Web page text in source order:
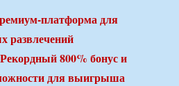
платформа для
развлечений
800% бонус и
для выигрыша